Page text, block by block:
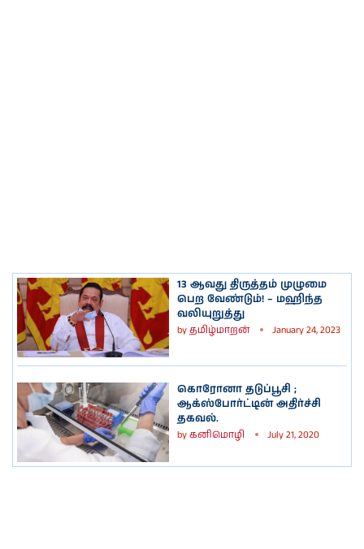
13 ஆவது திருத்தம் முழுமை
பெற வேண்டும்! – மஹிந்த
வலியுறுத்து
byதமிழ்மாறன் January 24, 2023
கொரோனா தடுப்பூசி ;
ஆக்ஸ்போர்ட்டின் அதிர்ச்சி
தகவல்.
byகனிமொழி July 21, 2020